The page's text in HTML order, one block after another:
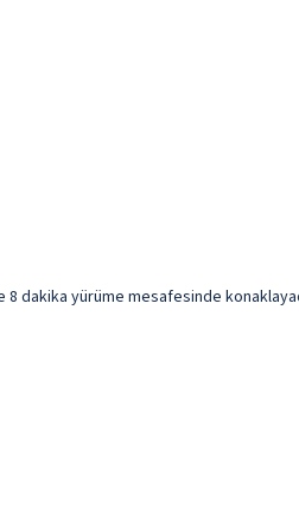
dakika yürüme mesafesinde